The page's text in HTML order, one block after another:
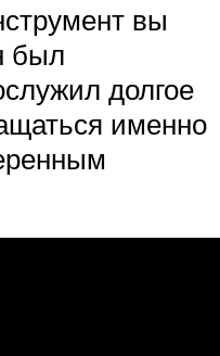
вы
был
долгое
именно